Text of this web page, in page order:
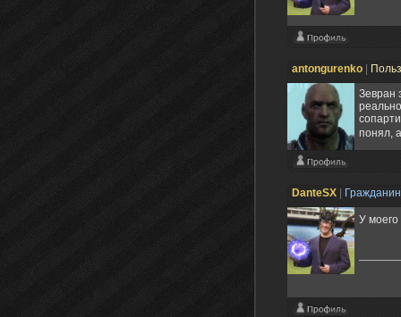
antongurenko
Зевран
понял,
DanteSX
У моего